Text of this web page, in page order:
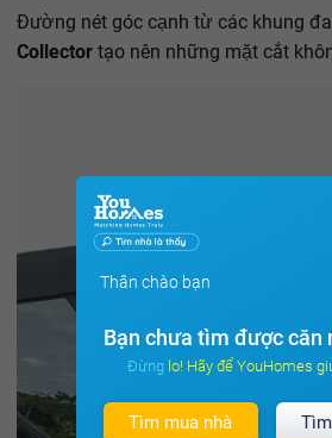
Đường nét góc cạnh từ các khung
Collector tạo nên những mặt cắt
Thân chào bạn
Bạn chưa tìm được căn
Đừng lo! Hãy để YouHomes
Tìm mua nhà